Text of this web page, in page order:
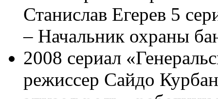
Станислав Егерев 5
– Начальник охраны
2008 сериал
режиссер Сайдо